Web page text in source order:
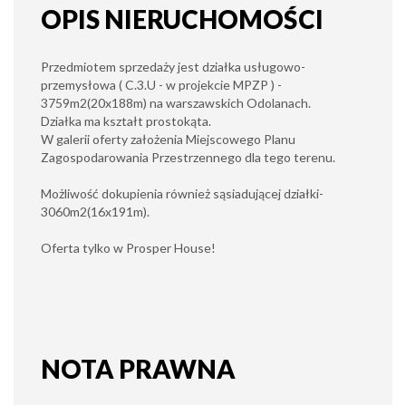
OPIS NIERUCHOMOŚCI
Przedmiotem sprzedaży jest działka usługowo-
przemysłowa ( C.3.U - w projekcie MPZP ) -
3759m2(20x188m) na warszawskich Odolanach.
Działka ma kształt prostokąta.
W galerii oferty założenia Miejscowego Planu
Zagospodarowania Przestrzennego dla tego terenu.
Możliwość dokupienia również sąsiadującej działki-
3060m2(16x191m).
Oferta tylko w Prosper House!
NOTA PRAWNA